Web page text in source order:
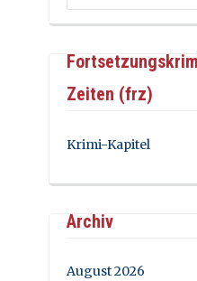
Zeiten (frz)
Krimi-Kapitel
Archiv
August 2026